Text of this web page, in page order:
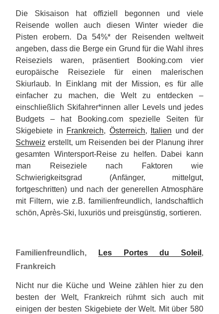
Die Skisaison hat offiziell begonnen und viele
Reisende wollen auch diesen Winter wieder die
Pisten erobern. Da 54%* der Reisenden weltweit
angeben, dass die Berge ein Grund für die Wahl ihres
Reiseziels waren, präsentiert Booking.com vier
europäische Reiseziele für einen malerischen
Skiurlaub. In Einklang mit der Mission, es für alle
einfacher zu machen, die Welt zu entdecken –
einschließlich Skifahrer*innen aller Levels und jedes
Budgets – hat Booking.com spezielle Seiten für
Skigebiete in Frankreich, Österreich, Italien und der
Schweiz erstellt, um Reisenden bei der Planung ihrer
gesamten Wintersport-Reise zu helfen. Dabei kann
man Reiseziele nach Faktoren wie
Schwierigkeitsgrad (Anfänger, mittelgut,
fortgeschritten) und nach der generellen Atmosphäre
mit Filtern, wie z.B. familienfreundlich, landschaftlich
schön, Après-Ski, luxuriös und preisgünstig, sortieren.
Familienfreundlich, Les Portes du Soleil ,
Frankreich
Nicht nur die Küche und Weine zählen hier zu den
besten der Welt, Frankreich rühmt sich auch mit
einigen der besten Skigebiete der Welt. Mit über 580